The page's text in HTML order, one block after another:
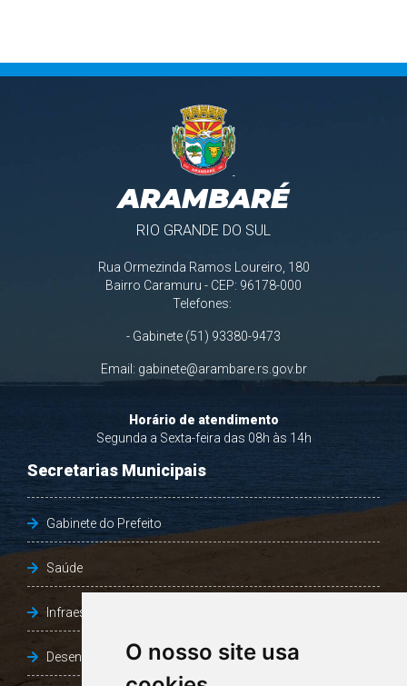
O nosso site usa
ARAMBARÉ
RIO GRANDE DO SUL
Rua Ormezinda Ramos Loureiro, 180
Bairro Caramuru - CEP: 96178-000
Telefones:
- Gabinete (51) 93380-9473
Email: gabinete@arambare.rs.gov.br
Horário de atendimento
Segunda a Sexta-feira das 08h às 14h
Secretarias Municipais
Gabinete do Prefeito
Saúde
Infraestrutura, Agricultura e Meio Ambiente
Desenvolvimento Social